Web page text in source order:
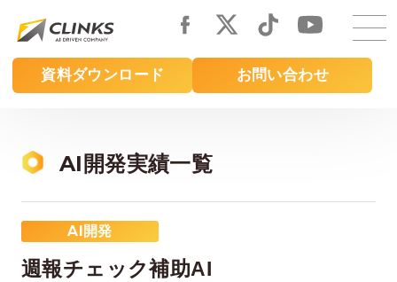
main
content
資料ダウンロード お問い合わせ
AI開発実績一覧
AI開発
週報チェック補助AI